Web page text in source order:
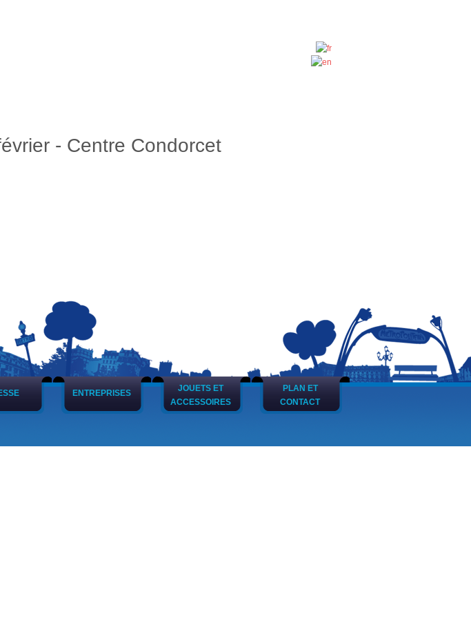
- Centre Condorcet
ENTREPRISES
JOUETS ET
ACCESSOIRES
PLAN ET
CONTACT